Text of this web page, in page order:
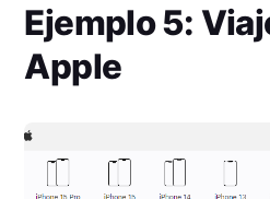
Ejemplo 5:
Apple